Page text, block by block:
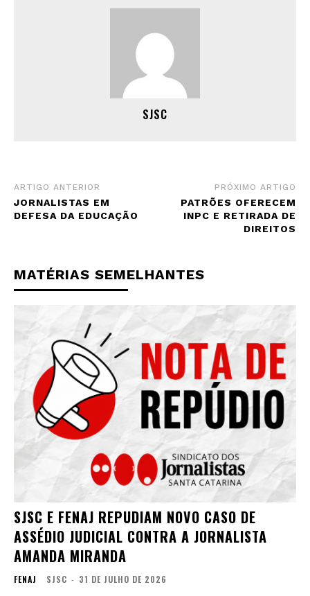
SJSC
ARTIGO ANTERIOR
JORNALISTAS EM
DEFESA DA EDUCAÇÃO
PRÓXIMO ARTIGO
PATRÕES OFERECEM
INPC E RETIRADA DE
DIREITOS
MATÉRIAS SEMELHANTES
SJSC E FENAJ REPUDIAM NOVO CASO DE
ASSÉDIO JUDICIAL CONTRA A JORNALISTA
AMANDA MIRANDA
FENAJ SJSC - 31 DE JULHO DE 2026